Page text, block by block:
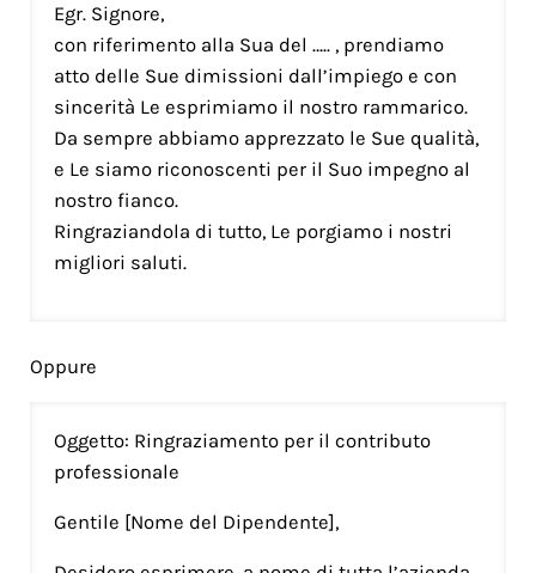
Egr. Signore,
con riferimento alla Sua del ….. , prendiamo
atto delle Sue dimissioni dall’impiego e con
sincerità Le esprimiamo il nostro rammarico.
Da sempre abbiamo apprezzato le Sue qualità,
e Le siamo riconoscenti per il Suo impegno al
nostro fianco.
Ringraziandola di tutto, Le porgiamo i nostri
migliori saluti.
Oppure
Oggetto: Ringraziamento per il contributo
professionale
Gentile [Nome del Dipendente],